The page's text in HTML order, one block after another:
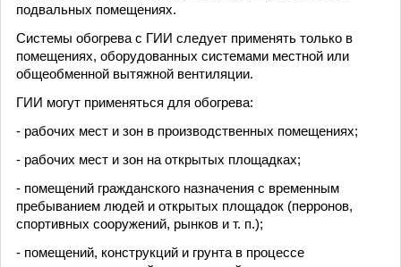
подвальных помещениях.
Системы обогрева с ГИИ следует применять только в
помещениях, оборудованных системами местной или
общеобменной вытяжной вентиляции.
ГИИ могут применяться для обогрева:
- рабочих мест и зон в производственных помещениях;
- рабочих мест и зон на открытых площадках;
- помещений гражданского назначения с временным
пребыванием людей и открытых площадок (перронов,
спортивных сооружений, рынков и т. п.);
- помещений, конструкций и грунта в процессе